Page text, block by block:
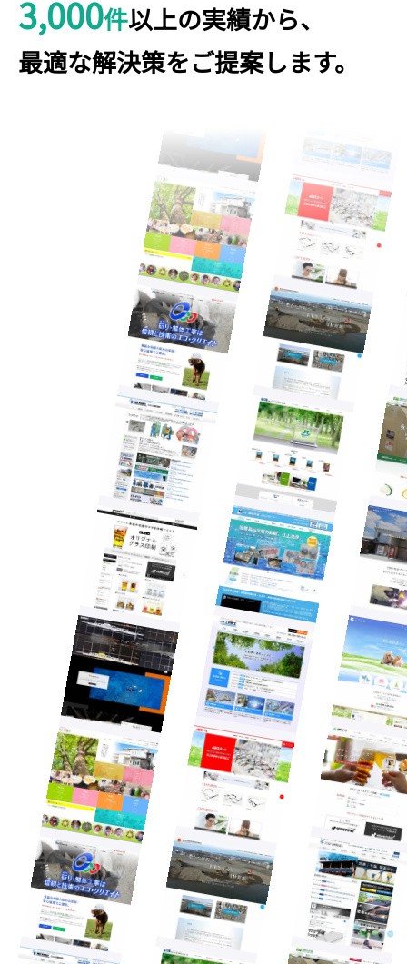
トップページ
ホームページ制作
企業公式サイト
採用サイト
専門サイト
企業公式サイト
採用サイト
ECサイト
専門サイト
制作実績
選ばれる理由
会社案内
企業理念
会社概要
代表挨拶
3,000件以上の実績から、
最適な解決策をご提案します。